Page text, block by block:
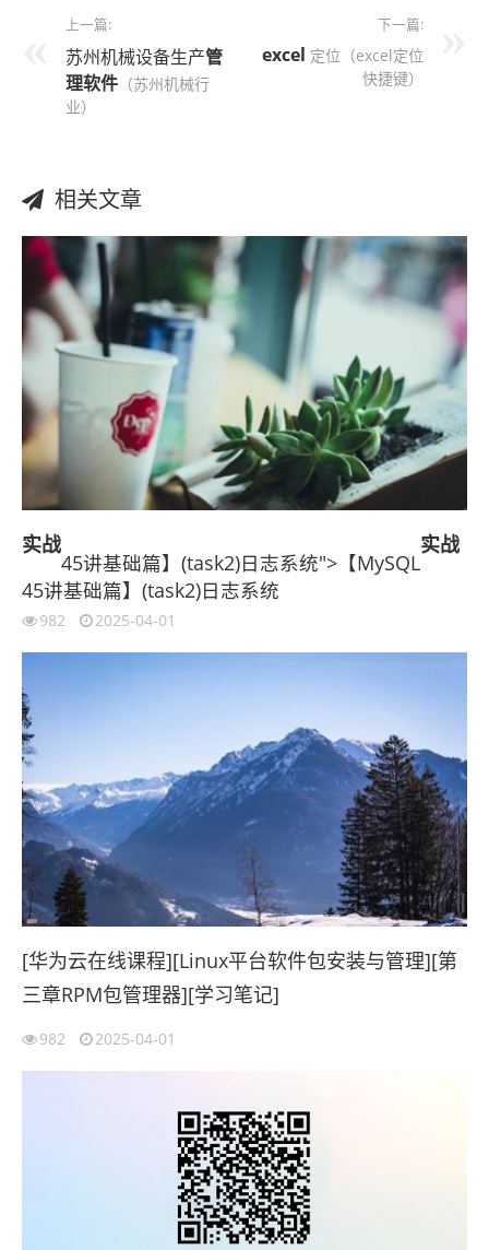
上一篇:
苏州机械设备生产管
理软件 （苏州机械行
业）
下一篇:
excel 定位（excel定位
快捷键）
相关文章
实战
45讲基础篇】(task2)日志系统">【MySQL
实战
45讲基础篇】(task2)日志系统
982 2025-04-01
[华为云在线课程][Linux平台软件包安装与管理][第
三章RPM包管理器][学习笔记]
982 2025-04-01